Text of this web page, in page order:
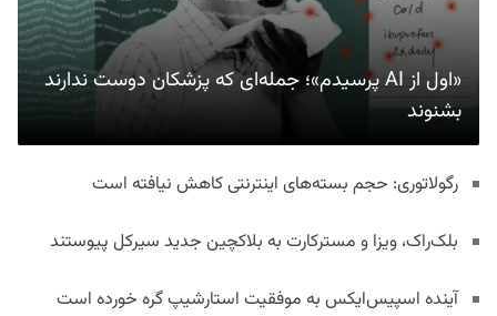
«اول از AI پرسیدم»؛ جمله‌ای که پزشکان دوست ندارند
بشنوند
رگولاتوری: حجم بسته‌های اینترنتی کاهش نیافته است
بلک‌راک، ویزا و مسترکارت به بلاکچین جدید سیرکل پیوستند
آینده اسپیس‌ایکس به موفقیت استارشیپ گره خورده است